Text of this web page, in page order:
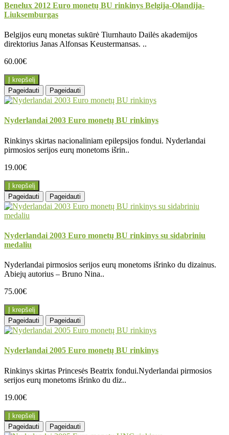
Benelux 2012 Euro monetų BU rinkinys Belgija-Olandija-
Liuksemburgas
Belgijos eurų monetas sukūrė Tiurnhauto Dailės akademijos
direktorius Janas Alfonsas Keustermansas. ..
60.00€
Į krepšelį
Pageidauti
Pageidauti
Nyderlandai 2003 Euro monetų BU rinkinys
Rinkinys skirtas nacionaliniam epilepsijos fondui. Nyderlandai
pirmosios serijos eurų monetoms išrin..
19.00€
Į krepšelį
Pageidauti
Pageidauti
Nyderlandai 2003 Euro monetų BU rinkinys su sidabriniu
medaliu
Nyderlandai pirmosios serijos eurų monetoms išrinko du dizainus.
Abiejų autorius – Bruno Nina..
75.00€
Į krepšelį
Pageidauti
Pageidauti
Nyderlandai 2005 Euro monetų BU rinkinys
Rinkinys skirtas Princesės Beatrix fondui.Nyderlandai pirmosios
serijos eurų monetoms išrinko du diz..
19.00€
Į krepšelį
Pageidauti
Pageidauti